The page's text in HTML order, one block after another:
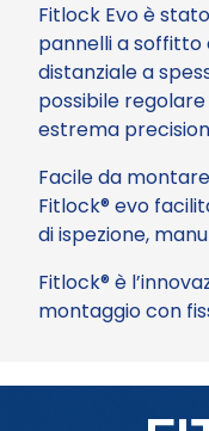
Fitlock Evo è
pannelli a soffitto
distanziale a
possibile
estrema
Facile da
Fitlock® evo
di ispezione,
Fitlock® è
montaggio con